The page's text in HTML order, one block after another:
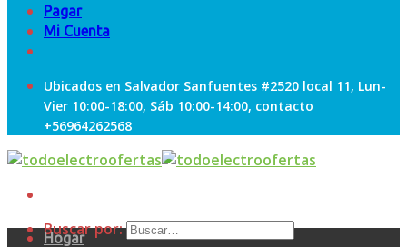
Pagar
Mi Cuenta
Ubicados en Salvador Sanfuentes #2520 local 11, Lun-
Vier 10:00-18:00, Sáb 10:00-14:00, contacto
+56964262568
Buscar por:
Hogar